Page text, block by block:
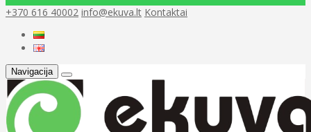
+370 616 40002 info@ekuva.lt Kontaktai
Navigacija